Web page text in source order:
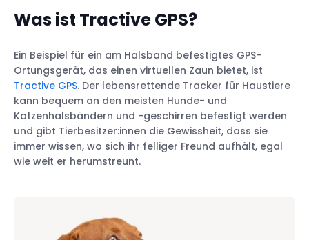
Was ist Tractive GPS?
Ein Beispiel für ein am Halsband befestigtes GPS-
Ortungsgerät, das einen virtuellen Zaun bietet, ist
Tractive GPS. Der lebensrettende Tracker für Haustiere
kann bequem an den meisten Hunde- und
Katzenhalsbändern und -geschirren befestigt werden
und gibt Tierbesitzer:innen die Gewissheit, dass sie
immer wissen, wo sich ihr felliger Freund aufhält, egal
wie weit er herumstreunt.